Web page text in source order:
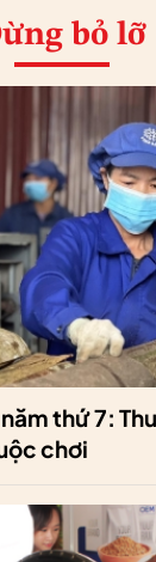
bỏ lỡ
thứ 7:
chơi